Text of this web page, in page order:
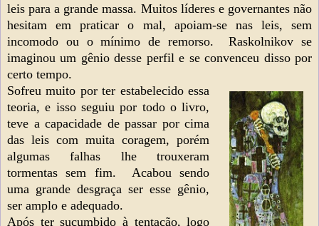
leis para a grande massa. Muitos líderes e governantes não
hesitam em praticar o mal, apoiam-se nas leis, sem
incomodo ou o mínimo de remorso. Raskolnikov se
imaginou um gênio desse perfil e se convenceu disso por
certo tempo.
Sofreu muito por ter estabelecido essa
teoria, e isso seguiu por todo o livro,
teve a capacidade de passar por cima
das leis com muita coragem, porém
algumas falhas lhe trouxeram
tormentas sem fim. Acabou sendo
uma grande desgraça ser esse gênio,
ser amplo e adequado.
Após ter sucumbido à tentação, logo